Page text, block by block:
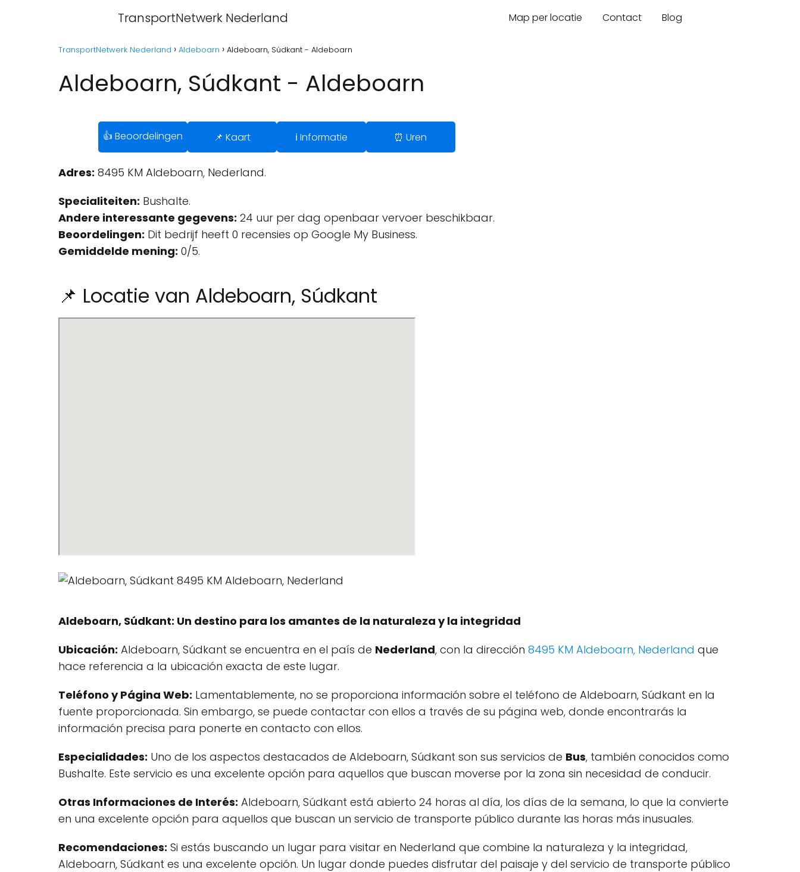
TransportNetwerk Nederland Map per locatie Contact Blog
TransportNetwerk Nederland Aldeboarn Aldeboarn, Súdkant - Aldeboarn
Aldeboarn, Súdkant - Aldeboarn
👍 Beoordelingen 📌 Kaart ℹ️ Informatie ⏰ Uren
Adres: 8495 KM Aldeboarn, Nederland.
Specialiteiten: Bushalte.
Andere interessante gegevens: 24 uur per dag openbaar vervoer beschikbaar.
Beoordelingen: Dit bedrijf heeft 0 recensies op Google My Business.
Gemiddelde mening: 0/5.
📌 Locatie van Aldeboarn, Súdkant
Aldeboarn, Súdkant: Un destino para los amantes de la naturaleza y la integridad
Ubicación: Aldeboarn, Súdkant se encuentra en el país de Nederland, con la dirección 8495 KM Aldeboarn, Nederland que
hace referencia a la ubicación exacta de este lugar.
Teléfono y Página Web: Lamentablemente, no se proporciona información sobre el teléfono de Aldeboarn, Súdkant en la
fuente proporcionada. Sin embargo, se puede contactar con ellos a través de su página web, donde encontrarás la
información precisa para ponerte en contacto con ellos.
Especialidades: Uno de los aspectos destacados de Aldeboarn, Súdkant son sus servicios de Bus, también conocidos como
Bushalte. Este servicio es una excelente opción para aquellos que buscan moverse por la zona sin necesidad de conducir.
Otras Informaciones de Interés: Aldeboarn, Súdkant está abierto 24 horas al día, los días de la semana, lo que la convierte
en una excelente opción para aquellos que buscan un servicio de transporte público durante las horas más inusuales.
Recomendaciones: Si estás buscando un lugar para visitar en Nederland que combine la naturaleza y la integridad,
Aldeboarn, Súdkant es una excelente opción. Un lugar donde puedes disfrutar del paisaje y del servicio de transporte público